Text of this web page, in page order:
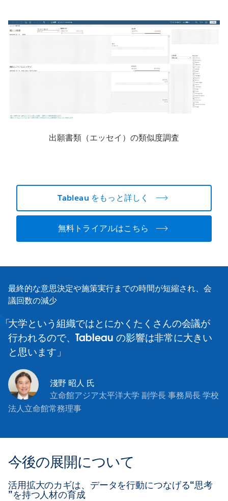
出願書類（エッセイ）の類似度調査
Tableau をもっと詳しく
無料トライアルはこちら
最終的な意思決定や施策実行までの時間が短縮され、会
議回数の減少
大学という組織ではとにかくたくさんの会議が
行われるので、Tableau の影響は非常に大きい
と思います
淺野 昭人 氏
立命館アジア太平洋大学 副学長 事務局長 学校
法人立命館常務理事
今後の展開について
活用拡大のカギは、データを行動につなげる“思考
”を持つ人材の育成